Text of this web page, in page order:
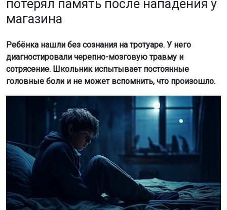
потерял память после нападения у
магазина
Ребёнка нашли без сознания на тротуаре. У него
диагностировали черепно-мозговую травму и
сотрясение. Школьник испытывает постоянные
головные боли и не может вспомнить, что произошло.